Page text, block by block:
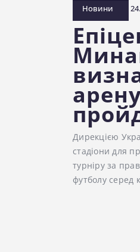
Новини
Дирекцією
стадіони для
турніру за
футболу серед